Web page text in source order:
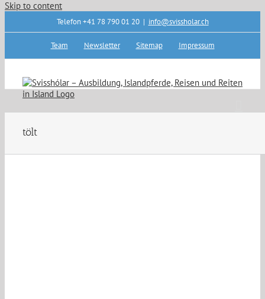
Skip to content
Telefon +41 78 790 01 20 | info@svissholar.ch
Team Newsletter Sitemap Impressum
tölt